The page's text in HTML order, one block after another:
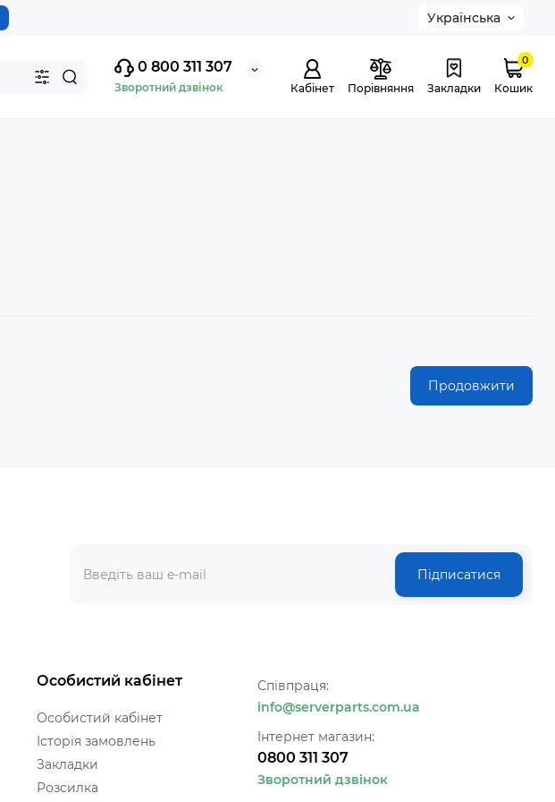
Українська
0 800 311 307
Зворотний дзвінок Кабінет Порівняння Закладки
0
Кошик
Продовжити
Підписатися
Особистий кабінет
Особистий кабінет
Історія замовлень
Закладки
Розсилка
Співпраця:
info@serverparts.com.ua
Інтернет магазин:
0800 311 307
Зворотний дзвінок